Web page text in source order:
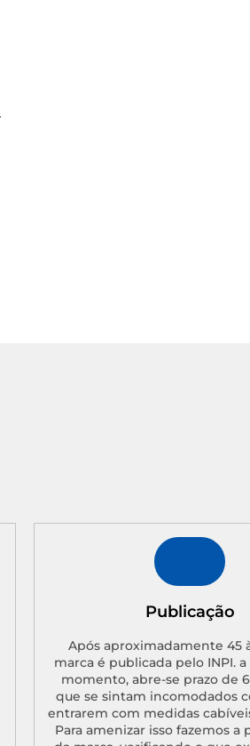
Publicação
Após aproximadamente 45
marca é publicada pelo INPI.
momento, abre-se prazo de
que se sintam incomodados
entrarem com medidas
Para amenizar isso fazemos a